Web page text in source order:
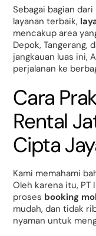
Sebagai bagian
layanan terbaik,
mencakup area
Depok, Tangerang,
jangkauan luas ini,
perjalanan ke
Cara
Rental
Cipta
Kami memahami
Oleh karena itu, PT
proses booking
mudah, dan tidak
nyaman untuk